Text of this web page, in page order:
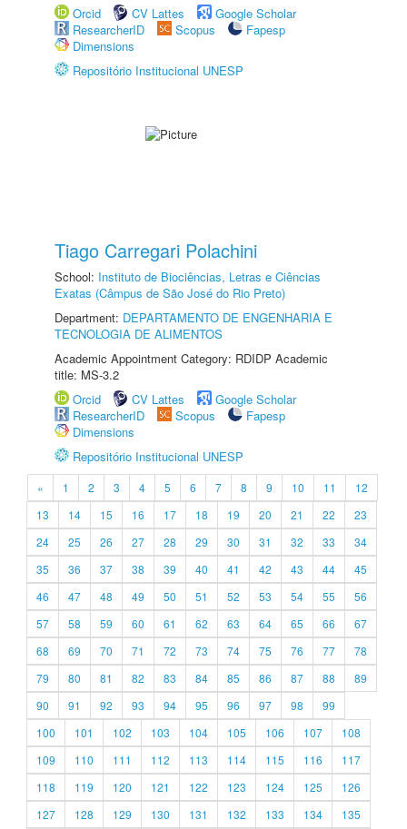
Orcid
CV Lattes
Google Scholar
ResearcherID
Scopus
Fapesp
Dimensions
Repositório Institucional UNESP
Tiago Carregari Polachini
School: Instituto de Biociências, Letras e Ciências
Exatas (Câmpus de São José do Rio Preto)
Department: DEPARTAMENTO DE ENGENHARIA E
TECNOLOGIA DE ALIMENTOS
Academic Appointment Category: RDIDP Academic
title: MS-3.2
Orcid
CV Lattes
Google Scholar
ResearcherID
Scopus
Fapesp
Dimensions
Repositório Institucional UNESP
« 1 2 3 4 5 6 7 8 9 10 11
12
13
14 15 16 17 18 19 20 21 22
23
24
25 26 27 28 29 30 31 32 33
34
35
36 37 38 39 40 41 42 43 44
45
46
47 48 49 50 51 52 53 54 55
56
57
58 59 60 61 62 63 64 65 66
67
68
69 70 71 72 73 74 75 76 77
78
79
80 81 82 83 84 85 86 87 88
89
90
91 92 93 94 95 96 97 98
99
100
101 102 103 104 105 106 107
108
109
110 111 112 113 114 115 116
117
118
119 120 121 122 123 124 125
126
127
128 129 130 131 132 133 134
135